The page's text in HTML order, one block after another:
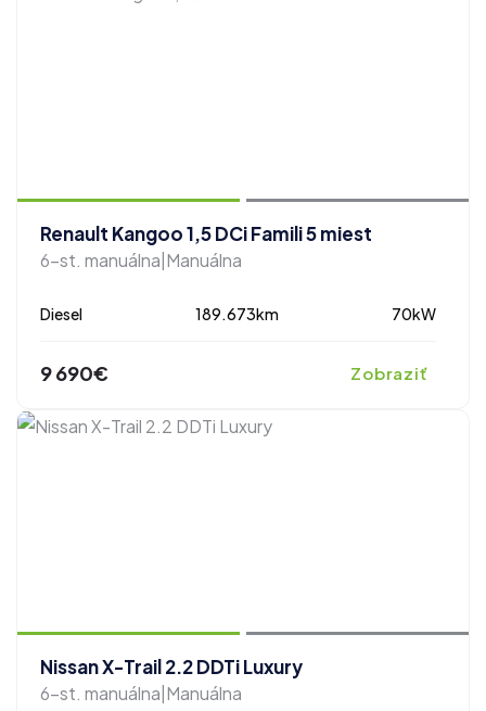
Renault Kangoo 1,5 DCi Famili 5 miest
6-st. manuálna|Manuálna
Diesel 189.673km 70kW
9 690€ Zobraziť
Nissan X-Trail 2.2 DDTi Luxury
6-st. manuálna|Manuálna